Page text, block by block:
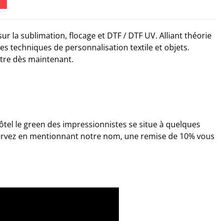
la sublimation, flocage et DTF / DTF UV. Alliant théorie
techniques de personnalisation textile et objets.
dès maintenant.
le green des impressionnistes se situe à quelques
en mentionnant notre nom, une remise de 10% vous